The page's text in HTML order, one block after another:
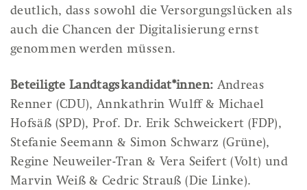
deutlich, dass sowohl die Versorgungslücken als
auch die Chancen der Digitalisierung ernst
genommen werden müssen.
Beteiligte Landtagskandidat*innen: Andreas
Renner (CDU), Annkathrin Wulff & Michael
Hofsäß (SPD), Prof. Dr. Erik Schweickert (FDP),
Stefanie Seemann & Simon Schwarz (Grüne),
Regine Neuweiler-Tran & Vera Seifert (Volt) und
Marvin Weiß & Cedric Strauß (Die Linke).